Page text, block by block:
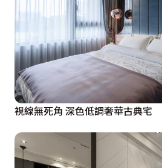
視線無死角 深色低調奢華古典宅